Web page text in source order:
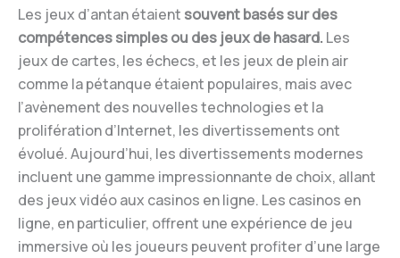
Les jeux d’antan étaient souvent basés sur des
compétences simples ou des jeux de hasard. Les
jeux de cartes, les échecs, et les jeux de plein air
comme la pétanque étaient populaires, mais avec
l’avènement des nouvelles technologies et la
prolifération d’Internet, les divertissements ont
évolué. Aujourd’hui, les divertissements modernes
incluent une gamme impressionnante de choix, allant
des jeux vidéo aux casinos en ligne. Les casinos en
ligne, en particulier, offrent une expérience de jeu
immersive où les joueurs peuvent profiter d’une large